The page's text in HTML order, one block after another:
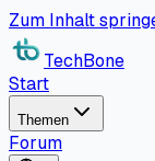
Zum Inhalt
TechBone
Start
Themen
Forum